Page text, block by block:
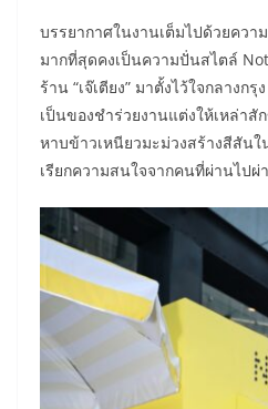
บรรยากาศในงานเต็มไปด้วยคว
มากที่สุดคงเป็นความปั่นสไตล์
ร้าน “เจ๊เตียง” มาตั้งไว้ใจกลางก
เป็นของชำร่วยงานแต่งให้เหล่า
หาบข้าวเหนียวมะม่วงสร้างสีสัน
เรียกความสนใจจากคนที่ผ่านไปผ่